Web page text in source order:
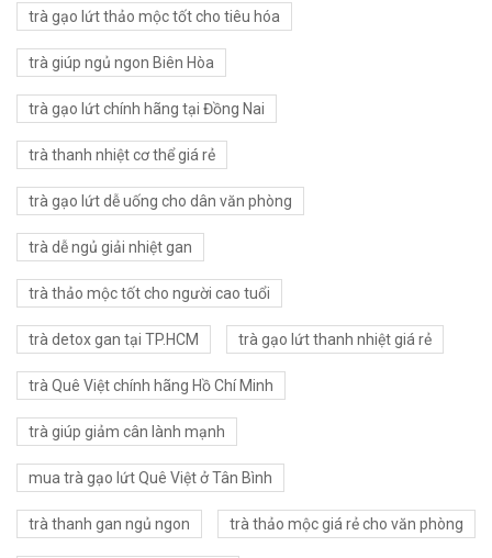
trà gạo lứt thảo mộc tốt cho tiêu hóa
trà giúp ngủ ngon Biên Hòa
trà gạo lứt chính hãng tại Đồng Nai
trà thanh nhiệt cơ thể giá rẻ
trà gạo lứt dễ uống cho dân văn phòng
trà dễ ngủ giải nhiệt gan
trà thảo mộc tốt cho người cao tuổi
trà detox gan tại TP.HCM trà gạo lứt thanh nhiệt giá rẻ
trà Quê Việt chính hãng Hồ Chí Minh
trà giúp giảm cân lành mạnh
mua trà gạo lứt Quê Việt ở Tân Bình
trà thanh gan ngủ ngon trà thảo mộc giá rẻ cho văn phòng